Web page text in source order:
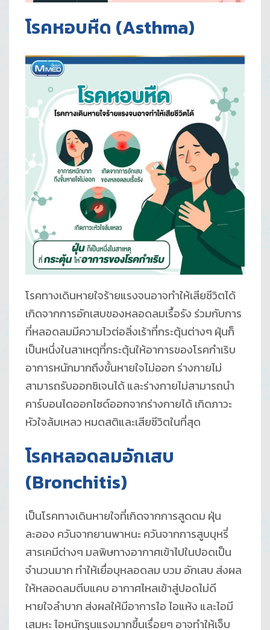
โรคหอบหืด (Asthma)
โรคทางเดินหายใจร้ายแรงจนอาจทำให้เสียชีวิตได้
เกิดจากการอักเสบของหลอดลมเรื้อรัง ร่วมกับการ
ที่หลอดลมมีความไวต่อสิ่งเร้าที่กระตุ้นต่างๆ ฝุ่นก็
เป็นหนึ่งในสาเหตุที่กระตุ้นให้อาการของโรคกำเริบ
อาการหนักมากถึงขั้นหายใจไม่ออก ร่างกายไม่
สามารถรับออกซิเจนได้ และร่างกายไม่สามารถนำ
คาร์บอนไดออกไซด์ออกจากร่างกายได้ เกิดภาวะ
หัวใจล้มเหลว หมดสติและเสียชีวิตในที่สุด
โรคหลอดลมอักเสบ
(Bronchitis)
เป็นโรคทางเดินหายใจที่เกิดจากการสูดดม ฝุ่น
ละออง ควันจากยานพาหนะ ควันจากการสูบบุหรี่
สารเคมีต่างๆ มลพิษทางอากาศเข้าไปในปอดเป็น
จำนวนมาก ทำให้เยื่อบุหลอดลม บวม อักเสบ ส่งผล
ให้หลอดลมตีบแคบ อากาศไหลเข้าสู่ปอดไม่ดี
หายใจลำบาก ส่งผลให้มีอาการไอ ไอแห้ง และไอมี
เสมหะ ไอหนักรุนแรงมากขึ้นเรื่อยๆ อาจทำให้เจ็บ